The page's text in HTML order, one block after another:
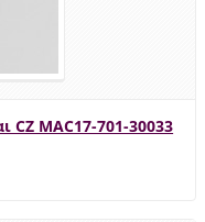
MAC17-701-30033